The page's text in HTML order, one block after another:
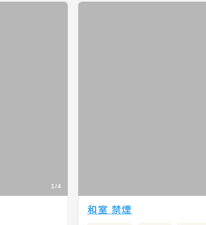
1/4
和室 禁煙